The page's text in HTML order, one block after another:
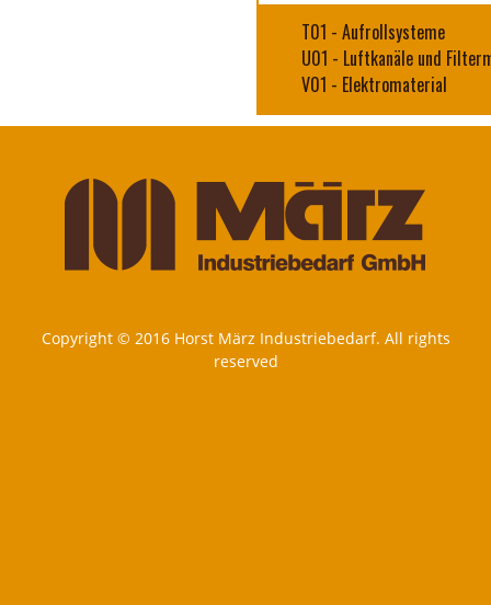
T01 - Aufrollsysteme
U01 - Luftkanäle und
V01 - Elektromaterial
Copyright © 2016 Horst März Industriebedarf. All rights
reserved